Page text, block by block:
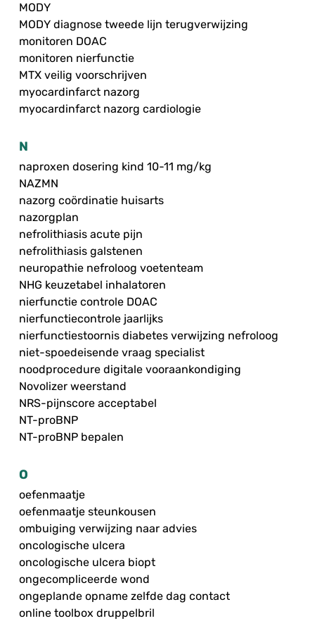
MODY
MODY diagnose tweede lijn terugverwijzing
monitoren DOAC
monitoren nierfunctie
MTX veilig voorschrijven
myocardinfarct nazorg
myocardinfarct nazorg cardiologie
N
naproxen dosering kind 10-11 mg/kg
NAZMN
nazorg coördinatie huisarts
nazorgplan
nefrolithiasis acute pijn
nefrolithiasis galstenen
neuropathie nefroloog voetenteam
NHG keuzetabel inhalatoren
nierfunctie controle DOAC
nierfunctiecontrole jaarlijks
nierfunctiestoornis diabetes verwijzing nefroloog
niet-spoedeisende vraag specialist
noodprocedure digitale vooraankondiging
Novolizer weerstand
NRS-pijnscore acceptabel
NT-proBNP
NT-proBNP bepalen
O
oefenmaatje
oefenmaatje steunkousen
ombuiging verwijzing naar advies
oncologische ulcera
oncologische ulcera biopt
ongecompliceerde wond
ongeplande opname zelfde dag contact
online toolbox druppelbril